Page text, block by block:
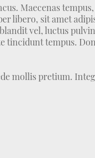
Maecenas
libero, sit amet
vel, luctus
tincidunt tempus.
mollis pretium.